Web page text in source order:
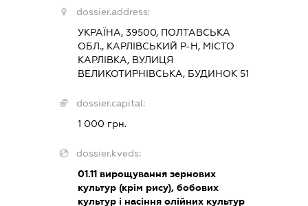
dossier.address:
УКРАЇНА, 39500, ПОЛТАВСЬКА
ОБЛ., КАРЛІВСЬКИЙ Р-Н, МІСТО
КАРЛІВКА, ВУЛИЦЯ
ВЕЛИКОТИРНІВСЬКА, БУДИНОК 51
dossier.capital:
1 000 грн.
dossier.kveds:
01.11 вирощування зернових
культур (крім рису), бобових
культур і насіння олійних культур